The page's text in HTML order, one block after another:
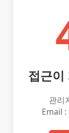
접근이
관리
Email